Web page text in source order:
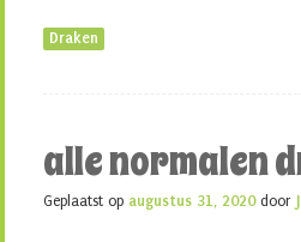
Draken
alle normalen
Geplaatst op augustus 31, 2020door